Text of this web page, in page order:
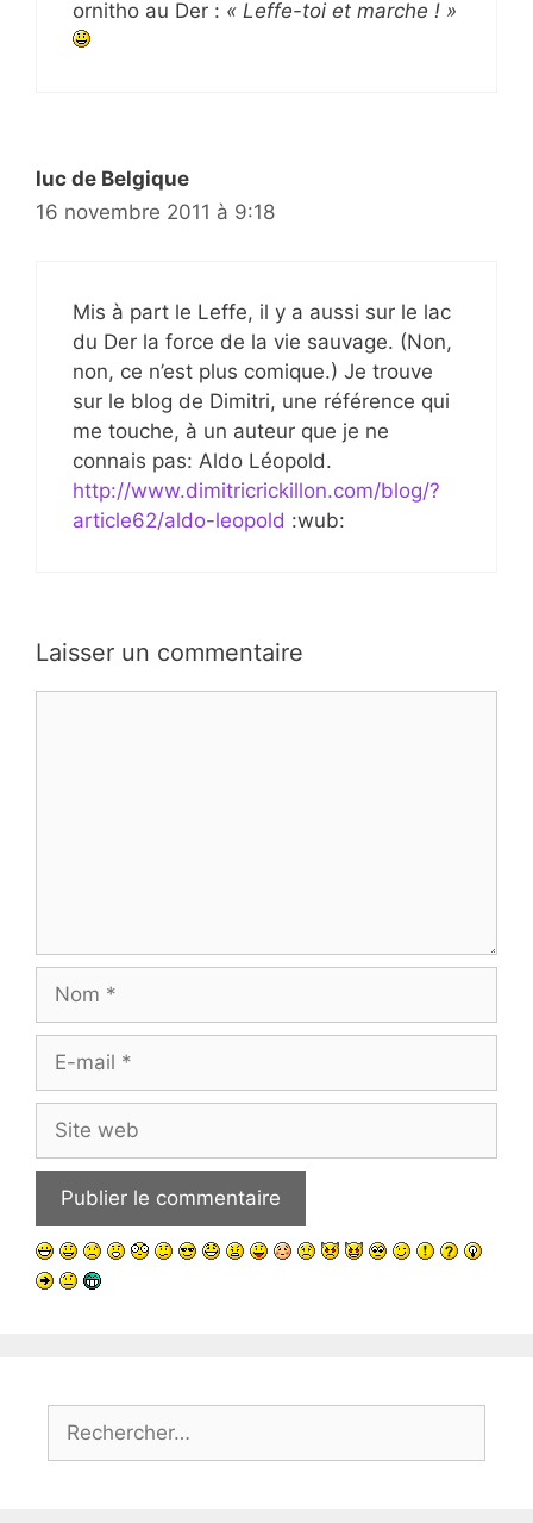
ornitho au Der : « Leffe-toi et marche ! »
luc de Belgique
16 novembre 2011 à 9:18
Mis à part le Leffe, il y a aussi sur le lac
du Der la force de la vie sauvage. (Non,
non, ce n’est plus comique.) Je trouve
sur le blog de Dimitri, une référence qui
me touche, à un auteur que je ne
connais pas: Aldo Léopold.
http://www.dimitricrickillon.com/blog/?
article62/aldo-leopold :wub:
Laisser un commentaire
Nom
Site
web
Rechercher :